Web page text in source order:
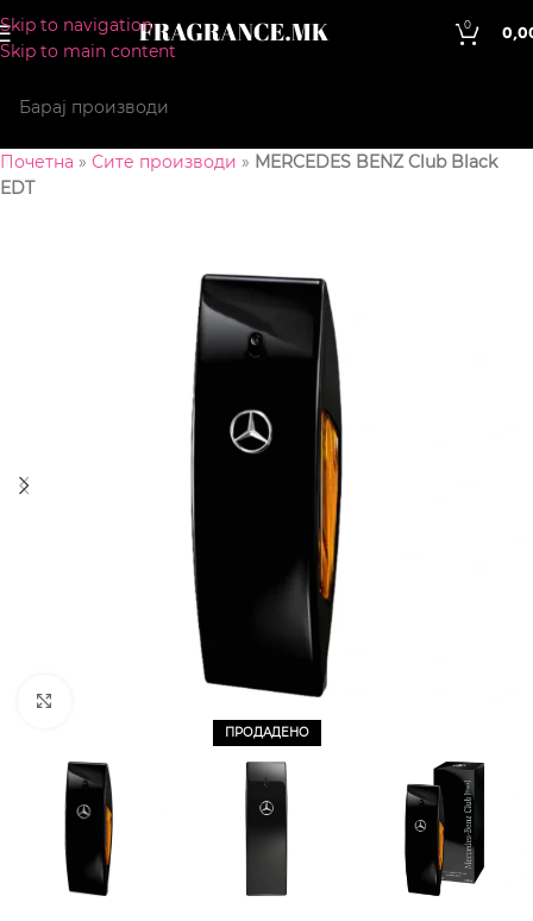
Skip to navigation
Skip to main content
0
Почетна » Сите производи » MERCEDES BENZ Club Black
EDT
ПРОДАДЕНО